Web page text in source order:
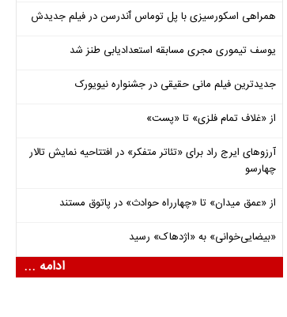
همراهی اسکورسیزی با پل توماس ٱندرسن در فیلم جدیدش
یوسف تیموری مجری مسابقه استعدادیابی طنز شد
جدیدترین فیلم مانی حقیقی در جشنواره نیویورک
از «غلاف تمام فلزی» تا «پست»
آرزوهای ایرج راد برای «تئاتر متفکر» در افتتاحیه نمایش تالار
چهارسو
از «عمق میدان» تا «چهارراه حوادث» در پاتوق مستند
«بیضایی‌خوانی» به «اژدهاک» رسید
ادامه ...